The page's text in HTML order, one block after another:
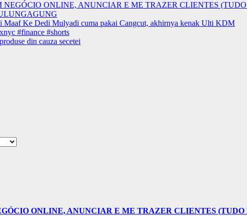
NEGÓCIO ONLINE, ANUNCIAR E ME TRAZER CLIENTES
Maaf Ke Dedi Mulyadi cuma pakai Cangcut, akhirnya kenak Ulti KDM
#finance #shorts
din cauza secetei
ONLINE, ANUNCIAR E ME TRAZER CLIENTES (TUDO